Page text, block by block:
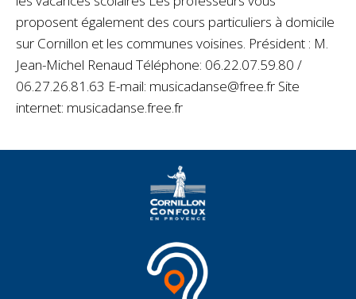
proposent également des cours particuliers à domicile
sur Cornillon et les communes voisines. Président : M.
Jean-Michel Renaud Téléphone: 06.22.07.59.80 /
06.27.26.81.63 E-mail: musicadanse@free.fr Site
internet: musicadanse.free.fr